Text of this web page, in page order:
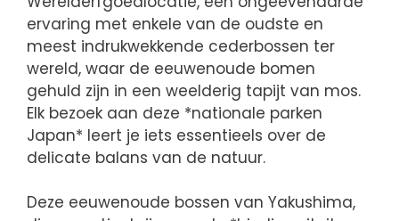
ervaring met enkele van de oudste en
meest indrukwekkende cederbossen ter
wereld, waar de eeuwenoude bomen
gehuld zijn in een weelderig tapijt van mos.
Elk bezoek aan deze *nationale parken
Japan* leert je iets essentieels over de
delicate balans van de natuur.
Deze eeuwenoude bossen van Yakushima,